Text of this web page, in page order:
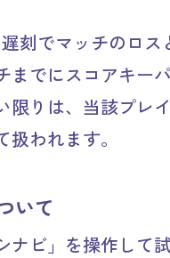
刻でマッチのロス
までにスコアキー
限りは、当該プレ
われます。
いて
ナビ」を操作して